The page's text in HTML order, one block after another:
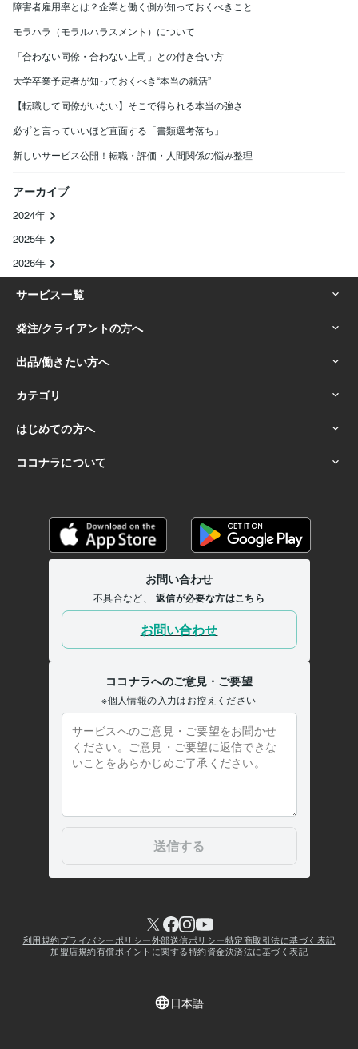
障害者雇用率とは？企業と働く側が知っておくべきこと
モラハラ（モラルハラスメント）について
「合わない同僚・合わない上司」との付き合い方
大学卒業予定者が知っておくべき“本当の就活”
【転職して同僚がいない】そこで得られる本当の強さ
必ずと言っていいほど直面する「書類選考落ち」
新しいサービス公開！転職・評価・人間関係の悩み整理
アーカイブ
2024年
2025年
2026年